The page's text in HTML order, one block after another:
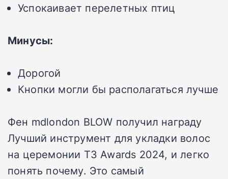
Успокаивает перелетных птиц
Минусы:
Дорогой
Кнопки могли бы располагаться лучше
Фен mdlondon BLOW получил награду
Лучший инструмент для укладки волос
на церемонии T3 Awards 2024, и легко
понять почему. Это самый